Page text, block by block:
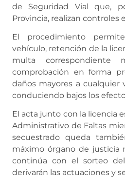
de Seguridad Vial que,
Provincia, realizan controles
El procedimiento
vehículo, retención de la
multa correspondiente
comprobación en forma
daños mayores a cualquier
conduciendo bajos los
El acta junto con la licencia
Administrativo de Faltas
secuestrado queda
máximo órgano de justicia
continúa con el sorteo
derivarán las actuaciones y